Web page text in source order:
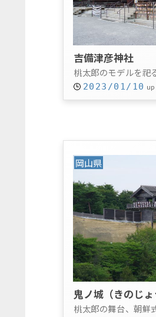
吉備津彦神社
桃太郎のモデルを祀
2023/01/10 up
岡山県
鬼ノ城（きのじ
桃太郎の舞台、朝鮮